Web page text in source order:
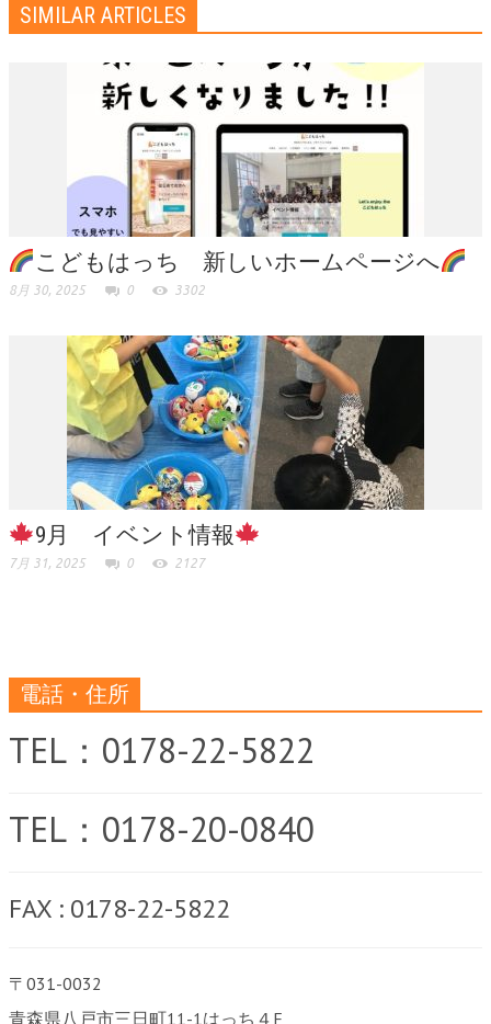
SIMILAR ARTICLES
こどもはっち 新しいホームページへ
8月 30, 2025 0 3302
9月 イベント情報
7月 31, 2025 0 2127
電話・住所
TEL：0178-22-5822
TEL：0178-20-0840
FAX : 0178-22-5822
〒031-0032
青森県八戸市三日町11-1はっち４F